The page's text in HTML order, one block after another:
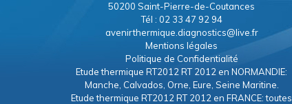
50200 Saint-Pierre-de-Coutances
Tél : 02 33 47 92 94
avenirthermique.diagnostics@live.fr
Mentions légales
Politique de Confidentialité
Etude thermique RT2012 RT 2012 en NORMANDIE:
Manche, Calvados, Orne, Eure, Seine Maritine.
Etude thermique RT2012 RT 2012 en FRANCE: toutes